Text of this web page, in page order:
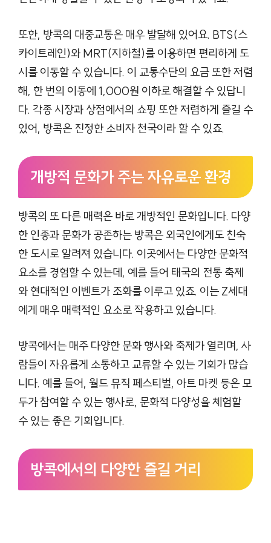
또한, 방콕의 대중교통은 매우 발달해 있어요. BTS(스
카이트레인)와 MRT(지하철)를 이용하면 편리하게 도
시를 이동할 수 있습니다. 이 교통수단의 요금 또한 저렴
해, 한 번의 이동에 1,000원 이하로 해결할 수 있답니
다. 각종 시장과 상점에서의 쇼핑 또한 저렴하게 즐길 수
있어, 방콕은 진정한 소비자 천국이라 할 수 있죠.
개방적 문화가 주는 자유로운 환경
방콕의 또 다른 매력은 바로 개방적인 문화입니다. 다양
한 인종과 문화가 공존하는 방콕은 외국인에게도 친숙
한 도시로 알려져 있습니다. 이곳에서는 다양한 문화적
요소를 경험할 수 있는데, 예를 들어 태국의 전통 축제
와 현대적인 이벤트가 조화를 이루고 있죠. 이는 Z세대
에게 매우 매력적인 요소로 작용하고 있습니다.
방콕에서는 매주 다양한 문화 행사와 축제가 열리며, 사
람들이 자유롭게 소통하고 교류할 수 있는 기회가 많습
니다. 예를 들어, 월드 뮤직 페스티벌, 아트 마켓 등은 모
두가 참여할 수 있는 행사로, 문화적 다양성을 체험할
수 있는 좋은 기회입니다.
방콕에서의 다양한 즐길 거리